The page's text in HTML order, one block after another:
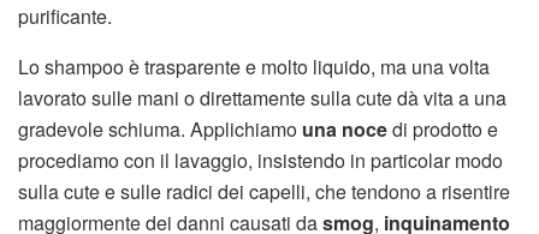
purificante.
Lo shampoo è trasparente e molto liquido, ma una volta
lavorato sulle mani o direttamente sulla cute dà vita a una
gradevole schiuma. Applichiamo una nocedi prodotto e
procediamo con il lavaggio, insistendo in particolar modo
sulla cute e sulle radici dei capelli, che tendono a risentire
maggiormente dei danni causati dasmog, inquinamento